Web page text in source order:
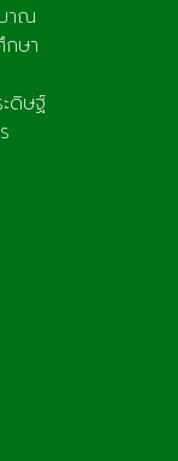
าณ
ษา
ดิษฐ์